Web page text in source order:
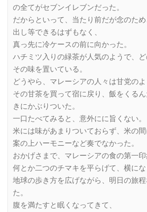
の全てがセブンイレブンだった。
だからといって、当たり前だが念のた
出し等できるはずもなく、
真っ先に冷ケースの前に向かった。
ハチミツ入りの緑茶が人気のようで、
その味を置いている。
どうやら、マレーシアの人々は甘党のよ
その甘茶を買って宿に戻り、飯をくる
きにかぶりついた。
一口たべてみると、意外にに旨くない。
米には味があまりついておらず、米の間
案の上ハーモニーなど奏でなかった。
おかげさまで、マレーシアの食の第一印
何とか二つのチマキを平らげて、横にな
地球の歩き方を広げながら、明日の旅
た。
腹を満たすと眠くなってきて、